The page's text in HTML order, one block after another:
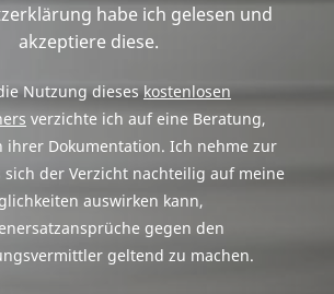
habe ich gelesen und
akzeptiere diese.
Nutzung dieseskostenlosen
verzichte ich auf eine Beratung,
ihrer Dokumentation. Ich nehme zur
sich der Verzicht nachteilig auf meine
auswirken kann,
gegen den
geltend zu machen.